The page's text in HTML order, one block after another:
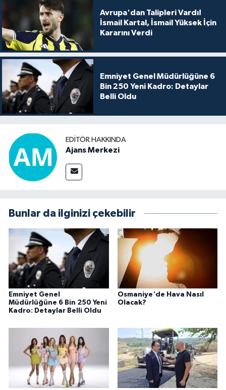
Avrupa'dan Talipleri Vardı!
İsmail Kartal, İsmail Yüksek İçin
Kararını Verdi
Emniyet Genel Müdürlüğüne 6
Bin 250 Yeni Kadro: Detaylar
Belli Oldu
EDITÖR HAKKINDA
Ajans Merkezi
Bunlar da ilginizi çekebilir
Emniyet Genel
Müdürlüğüne 6 Bin 250 Yeni
Kadro: Detaylar Belli Oldu
Osmaniye'de Hava Nasıl
Olacak?